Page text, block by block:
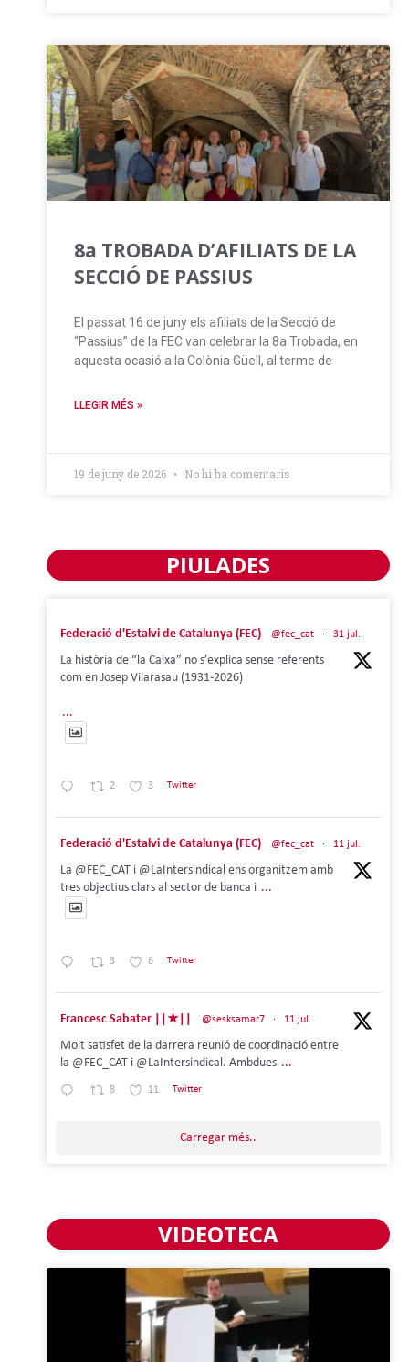
8a TROBADA D’AFILIATS DE LA
SECCIÓ DE PASSIUS
El passat 16 de juny els afiliats de la Secció de
“Passius” de la FEC van celebrar la 8a Trobada, en
aquesta ocasió a la Colònia Güell, al terme de
LLEGIR MÉS »
19 de juny de 2026 No hi ha comentaris
PIULADES
Federació d'Estalvi de Catalunya (FEC) @fec_cat · 31 jul.
La història de “la Caixa” no s’explica sense referents
com en Josep Vilarasau (1931-2026)
...
2 3 Twitter
Federació d'Estalvi de Catalunya (FEC) @fec_cat · 11 jul.
La @FEC_CAT i @LaIntersindical ens organitzem amb
tres objectius clars al sector de banca i ...
3 6 Twitter
Francesc Sabater ||★|| @sesksamar7 · 11 jul.
Molt satisfet de la darrera reunió de coordinació entre
la @FEC_CAT i @LaIntersindical. Ambdues ...
8 11 Twitter
Carregar més..
VIDEOTECA